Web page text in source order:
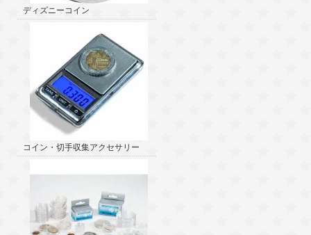
ディズニーコイン
コイン・切手収集アクセサリー